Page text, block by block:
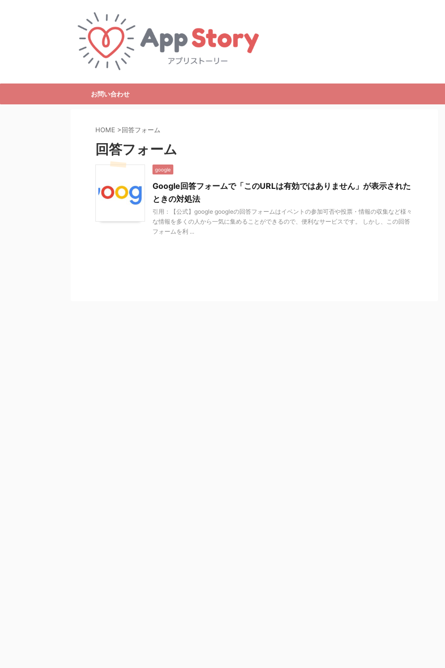
お問い合わせ
HOME >回答フォーム
回答フォーム
google
Google回答フォームで「このURLは有効ではありません」が表示された
ときの対処法
引用：【公式】google googleの回答フォームはイベントの参加可否や投票・情報の収集など様々
な情報を多くの人から一気に集めることができるので、便利なサービスです。 しかし、この回答
フォームを利 ...